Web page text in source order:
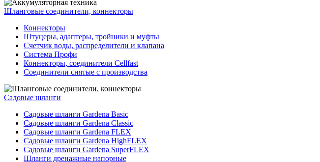
Шланговые соединители, коннекторы
Коннекторы
Штуцеры, адаптеры, тройники и муфты
Счетчик воды, распределители и клапана
Система Профи
Коннекторы, соединители Cellfast
Соединители снятые с производства
Садовые шланги
Садовые шланги Gardena Basic
Садовые шланги Gardena Classic
Садовые шланги Gardena FLEX
Садовые шланги Gardena HighFLEX
Садовые шланги Gardena SuperFLEX
Шланги дренажные напорные